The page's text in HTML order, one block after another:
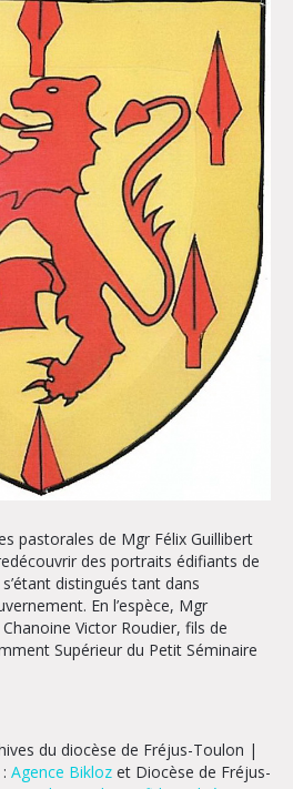
pastorales de Mgr Félix Guillibert
des portraits édifiants de
distingués tant dans
En l’espèce, Mgr
Victor Roudier, fils de
Supérieur du Petit Séminaire
du diocèse de Fréjus-Toulon |
Agence Biklozet Diocèse de Fréjus-